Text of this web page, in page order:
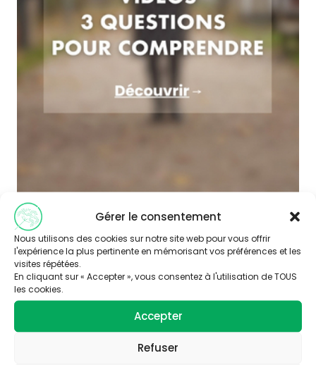
Gérer le consentement
Nous utilisons des cookies sur notre site web pour vous offrir
l'expérience la plus pertinente en mémorisant vos préférences et les
visites répétées.
En cliquant sur « Accepter », vous consentez à l'utilisation de TOUS
les cookies.
Accepter
Refuser